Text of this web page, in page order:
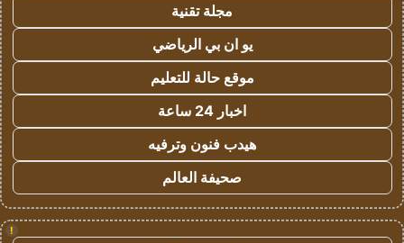
مجلة تقنية
يو ان بي الرياضي
موقع حالة للتعليم
اخبار 24 ساعة
هيدب فنون وترفيه
صحيفة العالم
!